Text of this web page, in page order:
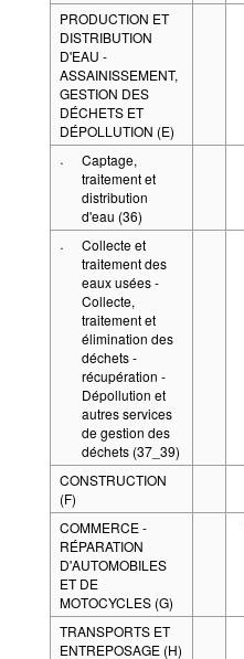
PRODUCTION ET
DISTRIBUTION
D'EAU -
ASSAINISSEMENT,
GESTION DES
DÉCHETS ET
DÉPOLLUTION (E)
·
Captage,
traitement et
distribution
d'eau (36)
·
Collecte et
traitement des
eaux usées -
Collecte,
traitement et
élimination des
déchets -
récupération -
Dépollution et
autres services
de gestion des
déchets (37_39)
CONSTRUCTION
(F)
COMMERCE -
RÉPARATION
D'AUTOMOBILES
ET DE
MOTOCYCLES (G)
TRANSPORTS ET
ENTREPOSAGE (H)